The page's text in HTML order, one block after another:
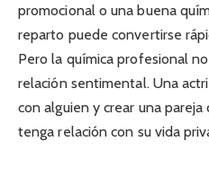
promocional o una buena
reparto puede convertirse
Pero la química profesional
relación sentimental. Una
con alguien y crear una
tenga relación con su vida